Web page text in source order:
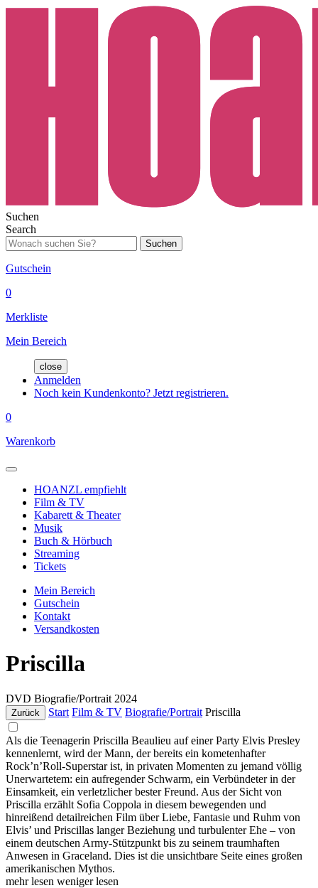
Suchen
Search
Suchen
Gutschein
0
Merkliste
Mein Bereich
close
Anmelden
Noch kein Kundenkonto? Jetzt registrieren.
0
Warenkorb
HOANZL empfiehlt
Film & TV
Kabarett & Theater
Musik
Buch & Hörbuch
Streaming
Tickets
Mein Bereich
Gutschein
Kontakt
Versandkosten
Priscilla
DVD Biografie/Portrait 2024
Zurück Start Film & TV Biografie/Portrait Priscilla
Als die Teenagerin Priscilla Beaulieu auf einer Party Elvis Presley
kennenlernt, wird der Mann, der bereits ein kometenhafter
Rock’n’Roll-Superstar ist, in privaten Momenten zu jemand völlig
Unerwartetem: ein aufregender Schwarm, ein Verbündeter in der
Einsamkeit, ein verletzlicher bester Freund. Aus der Sicht von
Priscilla erzählt Sofia Coppola in diesem bewegenden und
hinreißend detailreichen Film über Liebe, Fantasie und Ruhm von
Elvis’ und Priscillas langer Beziehung und turbulenter Ehe – von
einem deutschen Army-Stützpunkt bis zu seinem traumhaften
Anwesen in Graceland. Dies ist die unsichtbare Seite eines großen
amerikanischen Mythos.
mehr lesen weniger lesen